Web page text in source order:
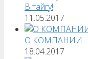
В тайгу!
11.05.2017
О КОМПАНИИ
18.04.2017